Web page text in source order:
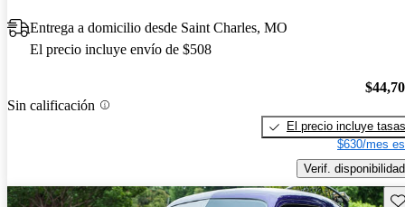
Entrega a domicilio desde Saint Charles, MO
El precio incluye envío de $508
Sin calificación
El precio incluye tasas
$630/mes
Verif. disponibilidad